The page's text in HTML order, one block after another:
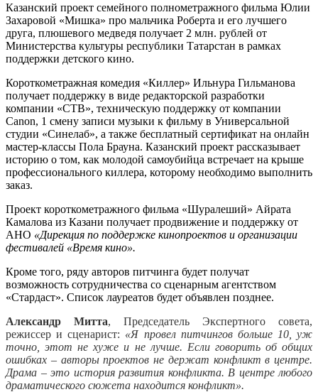
Казанский проект семейного полнометражного фильма Юлии
Захаровой «Мишка» про мальчика Роберта и его лучшего
друга, плюшевого медведя получает 2 млн. рублей от
Министерства культуры республики Татарстан в рамках
поддержки детского кино.
Короткометражная комедия «Киллер» Ильнура Гильманова
получает поддержку в виде редакторской разработки
компании «СТВ», техническую поддержку от компании
Canon, 1 смену записи музыки к фильму в Универсальной
студии «Синелаб», а также бесплатный сертификат на онлайн
мастер-классы Пола Брауна. Казанский проект рассказывает
историю о том, как молодой самоубийца встречает на крыше
профессионального киллера, которому необходимо выполнить
заказ.
Проект короткометражного фильма «Шуралеший» Айрата
Камалова из Казани получает продвижение и поддержку от
АНО «Дирекция по поддержке кинопроектов и организации
фестивалей «Время кино».
Кроме того, ряду авторов питчинга будет получат
возможность сотрудничества со сценарным агентством
«Стардаст». Список лауреатов будет объявлен позднее.
Александр Митта, Председатель Экспертного совета,
режиссер и сценарист: «Я провел питчингов больше 10, уж
точно, этот не хуже и не лучше. Если говорить об общих
ошибках – авторы проектов не держат конфликт в центре.
Драма – это история развития конфликта. В центре любого
драматического сюжета находится конфликт».